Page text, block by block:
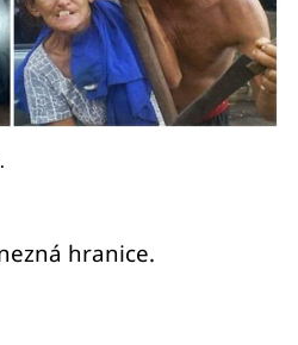
hranice.